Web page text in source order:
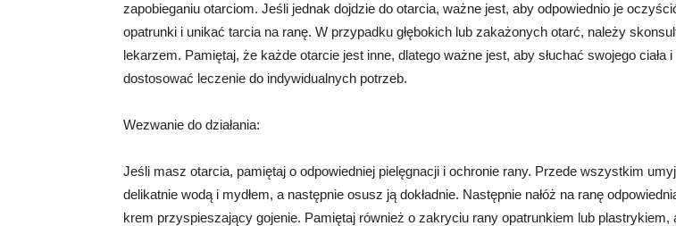
zapobieganiu otarciom. Jeśli jednak dojdzie do otarcia, ważne jest, aby odpowiednio je
opatrunki i unikać tarcia na ranę. W przypadku głębokich lub zakażonych otarć, należy
lekarzem. Pamiętaj, że każde otarcie jest inne, dlatego ważne jest, aby słuchać swojego ciała i
dostosować leczenie do indywidualnych potrzeb.
Wezwanie do działania:
Jeśli masz otarcia, pamiętaj o odpowiedniej pielęgnacji i ochronie rany. Przede wszystkim
delikatnie wodą i mydłem, a następnie osusz ją dokładnie. Następnie nałóż na ranę
krem przyspieszający gojenie. Pamiętaj również o zakryciu rany opatrunkiem lub plastrykiem,